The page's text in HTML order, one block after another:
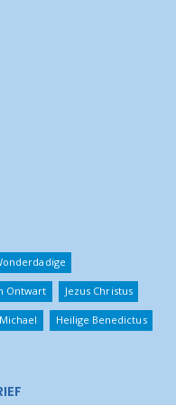
Ontwart Jezus Christus
Heilige Benedictus